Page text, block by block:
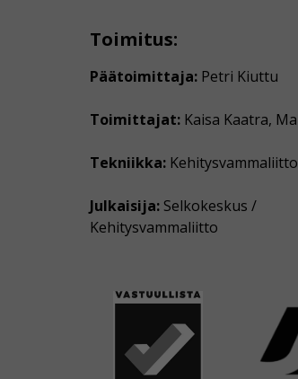
Toimitus:
Päätoimittaja: Petri Kiuttu
Toimittajat: Kaisa Kaatra,
Tekniikka:
Julkaisija: Selkokeskus /
Kehitysvammaliitto